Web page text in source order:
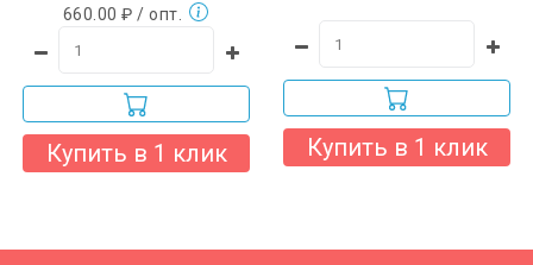
660.00 ₽ / опт.
Купить в 1 клик Купить в 1 клик